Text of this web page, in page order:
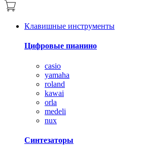
Клавишные инструменты
Цифровые пианино
casio
yamaha
roland
kawai
orla
medeli
nux
Синтезаторы